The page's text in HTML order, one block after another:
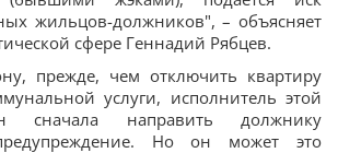
жильцов-должников", – объясняет
сфере Геннадий Рябцев.
прежде, чем отключить квартиру
услуги, исполнитель этой
сначала направить должнику
Но он может это